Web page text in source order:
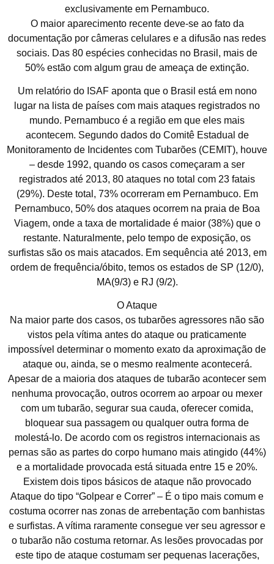
exclusivamente em Pernambuco.
O maior aparecimento recente deve-se ao fato da
documentação por câmeras celulares e a difusão nas redes
sociais. Das 80 espécies conhecidas no Brasil, mais de
50% estão com algum grau de ameaça de extinção.
Um relatório do ISAF aponta que o Brasil está em nono
lugar na lista de países com mais ataques registrados no
mundo. Pernambuco é a região em que eles mais
acontecem. Segundo dados do Comitê Estadual de
Monitoramento de Incidentes com Tubarões (CEMIT), houve
– desde 1992, quando os casos começaram a ser
registrados até 2013, 80 ataques no total com 23 fatais
(29%). Deste total, 73% ocorreram em Pernambuco. Em
Pernambuco, 50% dos ataques ocorrem na praia de Boa
Viagem, onde a taxa de mortalidade é maior (38%) que o
restante. Naturalmente, pelo tempo de exposição, os
surfistas são os mais atacados. Em sequência até 2013, em
ordem de frequência/óbito, temos os estados de SP (12/0),
MA(9/3) e RJ (9/2).
O Ataque
Na maior parte dos casos, os tubarões agressores não são
vistos pela vítima antes do ataque ou praticamente
impossível determinar o momento exato da aproximação de
ataque ou, ainda, se o mesmo realmente acontecerá.
Apesar de a maioria dos ataques de tubarão acontecer sem
nenhuma provocação, outros ocorrem ao arpoar ou mexer
com um tubarão, segurar sua cauda, oferecer comida,
bloquear sua passagem ou qualquer outra forma de
molestá-lo. De acordo com os registros internacionais as
pernas são as partes do corpo humano mais atingido (44%)
e a mortalidade provocada está situada entre 15 e 20%.
Existem dois tipos básicos de ataque não provocado
Ataque do tipo “Golpear e Correr” – É o tipo mais comum e
costuma ocorrer nas zonas de arrebentação com banhistas
e surfistas. A vítima raramente consegue ver seu agressor e
o tubarão não costuma retornar. As lesões provocadas por
este tipo de ataque costumam ser pequenas lacerações,